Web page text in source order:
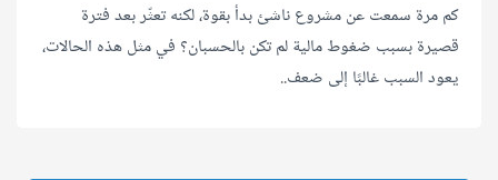
كم مرة سمعت عن مشروع ناشئ بدأ بقوة، لكنه تعثّر بعد فترة
قصيرة بسبب ضغوط مالية لم تكن بالحسبان؟ في مثل هذه الحالات،
يعود السبب غالبًا إلى ضعف..